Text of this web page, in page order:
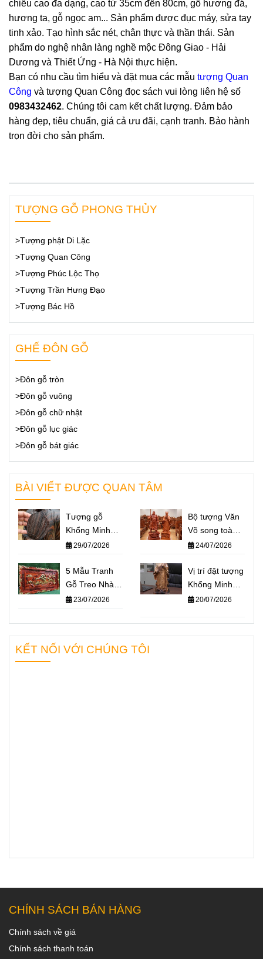
chiều cao đa dạng, cao từ 35cm đến 80cm, gỗ hương đá,
hương ta, gỗ ngọc am... Sản phẩm được đục máy, sửa tay
tinh xảo. Tạo hình sắc nét, chân thực và thần thái. Sản
phẩm do nghệ nhân làng nghề mộc Đông Giao - Hải
Dương và Thiết Ứng - Hà Nội thực hiện.
Bạn có nhu cầu tìm hiểu và đặt mua các mẫu tượng Quan
Công và tượng Quan Công đọc sách vui lòng liên hệ số
0983432462. Chúng tôi cam kết chất lượng. Đảm bảo
hàng đẹp, tiêu chuẩn, giá cả ưu đãi, cạnh tranh. Bảo hành
trọn đời cho sản phẩm.
TƯỢNG GỖ PHONG THỦY
>Tượng phật Di Lặc
>Tượng Quan Công
>Tượng Phúc Lộc Thọ
>Tượng Trần Hưng Đạo
>Tượng Bác Hồ
GHẾ ĐÔN GỖ
>Đôn gỗ tròn
>Đôn gỗ vuông
>Đôn gỗ chữ nhật
>Đôn gỗ lục giác
>Đôn gỗ bát giác
BÀI VIẾT ĐƯỢC QUAN TÂM
Tượng gỗ
Khổng Minh
giá bao nhiêu?
mẫu tượng
Khổng Minh
nổi bật nhất
29/07/2026
Bộ tượng Văn
Võ song toàn
Khổng Minh –
nghĩa và cách
đặt trên bàn
làm việc
24/07/2026
5 Mẫu Tranh
Gỗ Treo Nhà
Thờ Họ Ý
2026
23/07/2026
Vị trí đặt tượng
Khổng Minh
chuẩn phong
gian nào giúp
“quân sư” hỗ
20/07/2026
KẾT NỐI VỚI CHÚNG TÔI
CHÍNH SÁCH BÁN HÀNG
Chính sách về giá
Chính sách thanh toán